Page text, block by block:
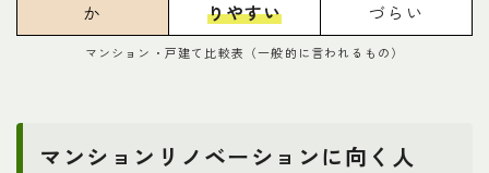
か
りやすい
づらい
マンション・戸建て比較表（一般的に言われるもの）
マンションリノベーションに向く人